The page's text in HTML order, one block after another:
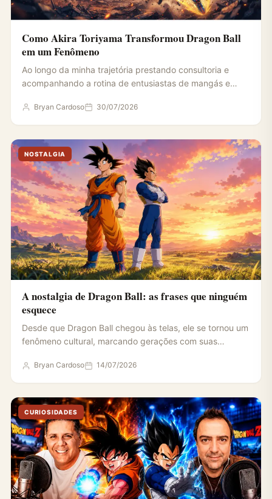
Como Akira Toriyama Transformou Dragon Ball
em um Fenômeno
Ao longo da minha trajetória prestando consultoria e
acompanhando a rotina de entusiastas de mangás e
Bryan Cardoso 30/07/2026
NOSTALGIA
A nostalgia de Dragon Ball: as frases que ninguém
esquece
Desde que Dragon Ball chegou às telas, ele se tornou um
fenômeno cultural, marcando gerações com suas
Bryan Cardoso 14/07/2026
CURIOSIDADES